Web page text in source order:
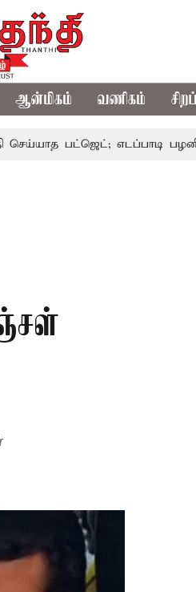
ஆன்மிகம் வணிகம்
எடப்பாடி பழனிசாமி